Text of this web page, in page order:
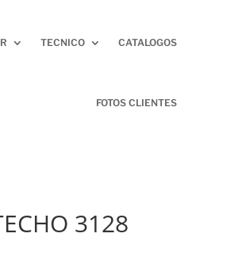
TECNICO CATALOGOS
FOTOS CLIENTES
3128